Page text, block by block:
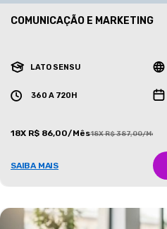
COMUNICAÇÃO E MARKETING
LATO SENSU
360 A 720H
18X R$ 86,00/Mês18X R$ 387,00/Mês
SAIBA MAIS